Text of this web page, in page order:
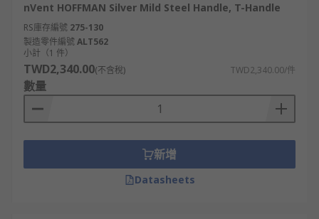
nVent HOFFMAN Silver Mild Steel Handle, T-Handle
RS庫存編號 275-130
製造零件編號ALT562
小計（1 件）
TWD2,340.00(不含稅) TWD2,340.00/件
數量
新增
Datasheets